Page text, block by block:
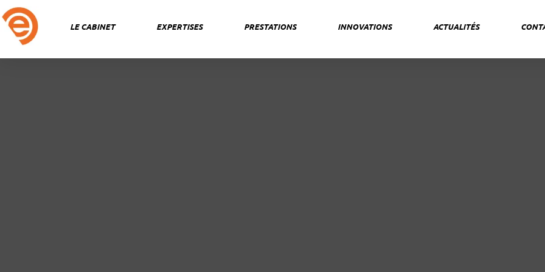
Aller
au
contenu
LE CABINET EXPERTISES PRESTATIONS INNOVATIONS ACTUALITÉS